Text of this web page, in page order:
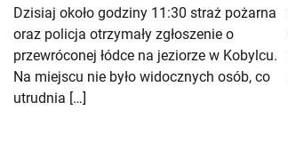
Dzisiaj około godziny 11:30 straż pożarna
oraz policja otrzymały zgłoszenie o
przewróconej łódce na jeziorze w Kobylcu.
Na miejscu nie było widocznych osób, co
utrudnia […]